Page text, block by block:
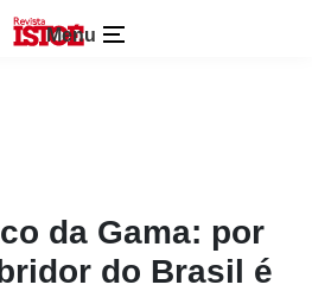
Menu
da Gama: por
do Brasil é